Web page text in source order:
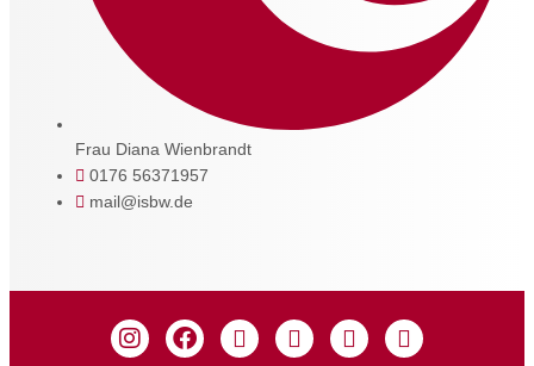
Frau Diana Wienbrandt
0176 56371957
mail@isbw.de